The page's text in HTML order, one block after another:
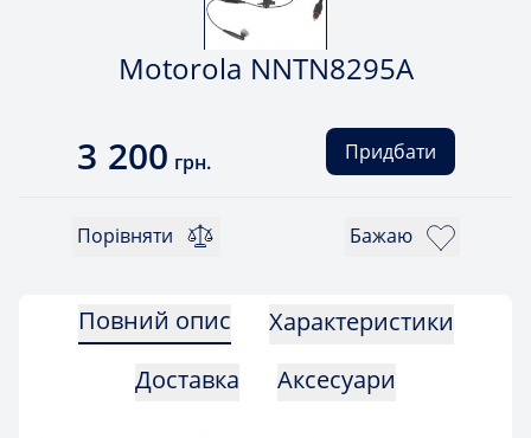
Motorola NNTN8295A
3 200 грн. Придбати
Порівняти Бажаю
Повний опис
Характеристики
Доставка
Аксесуари